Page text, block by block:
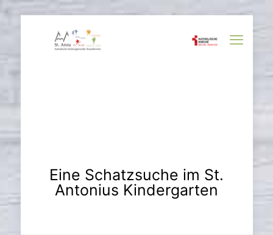
Eine Schatzsuche im St.
Antonius Kindergarten